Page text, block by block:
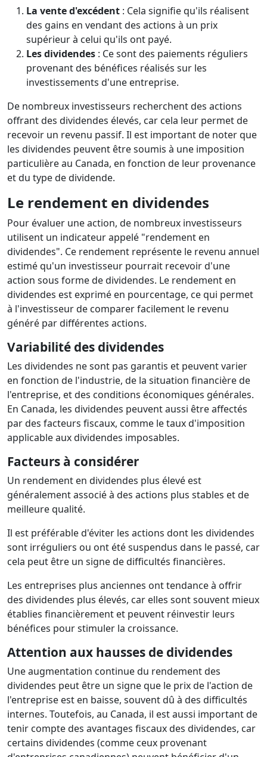
La vente d'excédent : Cela signifie qu'ils réalisent
des gains en vendant des actions à un prix
supérieur à celui qu'ils ont payé.
Les dividendes : Ce sont des paiements réguliers
provenant des bénéfices réalisés sur les
investissements d'une entreprise.
De nombreux investisseurs recherchent des actions
offrant des dividendes élevés, car cela leur permet de
recevoir un revenu passif. Il est important de noter que
les dividendes peuvent être soumis à une imposition
particulière au Canada, en fonction de leur provenance
et du type de dividende.
Le rendement en dividendes
Pour évaluer une action, de nombreux investisseurs
utilisent un indicateur appelé "rendement en
dividendes". Ce rendement représente le revenu annuel
estimé qu'un investisseur pourrait recevoir d'une
action sous forme de dividendes. Le rendement en
dividendes est exprimé en pourcentage, ce qui permet
à l'investisseur de comparer facilement le revenu
généré par différentes actions.
Variabilité des dividendes
Les dividendes ne sont pas garantis et peuvent varier
en fonction de l'industrie, de la situation financière de
l'entreprise, et des conditions économiques générales.
En Canada, les dividendes peuvent aussi être affectés
par des facteurs fiscaux, comme le taux d'imposition
applicable aux dividendes imposables.
Facteurs à considérer
Un rendement en dividendes plus élevé est
généralement associé à des actions plus stables et de
meilleure qualité.
Il est préférable d'éviter les actions dont les dividendes
sont irréguliers ou ont été suspendus dans le passé, car
cela peut être un signe de difficultés financières.
Les entreprises plus anciennes ont tendance à offrir
des dividendes plus élevés, car elles sont souvent mieux
établies financièrement et peuvent réinvestir leurs
bénéfices pour stimuler la croissance.
Attention aux hausses de dividendes
Une augmentation continue du rendement des
dividendes peut être un signe que le prix de l'action de
l'entreprise est en baisse, souvent dû à des difficultés
internes. Toutefois, au Canada, il est aussi important de
tenir compte des avantages fiscaux des dividendes, car
certains dividendes (comme ceux provenant